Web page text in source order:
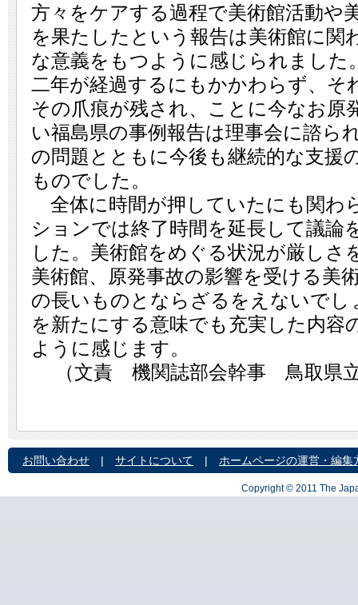
方々をケアする過程で美術館活動や
を果たしたという報告は美術館に関
な意義をもつように感じられました
二年が経過するにもかかわらず、そ
その爪痕が残され、ことに今なお原
い福島県の事例報告は理事会に諮ら
の問題とともに今後も継続的な支援
ものでした。
全体に時間が押していたにも関わ
ションでは終了時間を延長して議論
した。美術館をめぐる状況が厳しさ
美術館、原発事故の影響を受ける美
の長いものとならざるをえないでし
を新たにする意味でも充実した内容
ように感じます。
（文責 機関誌部会幹事 鳥取県
お問い合わせ | サイトについて | ホームページの運営・編集
Copyright © 2011 The